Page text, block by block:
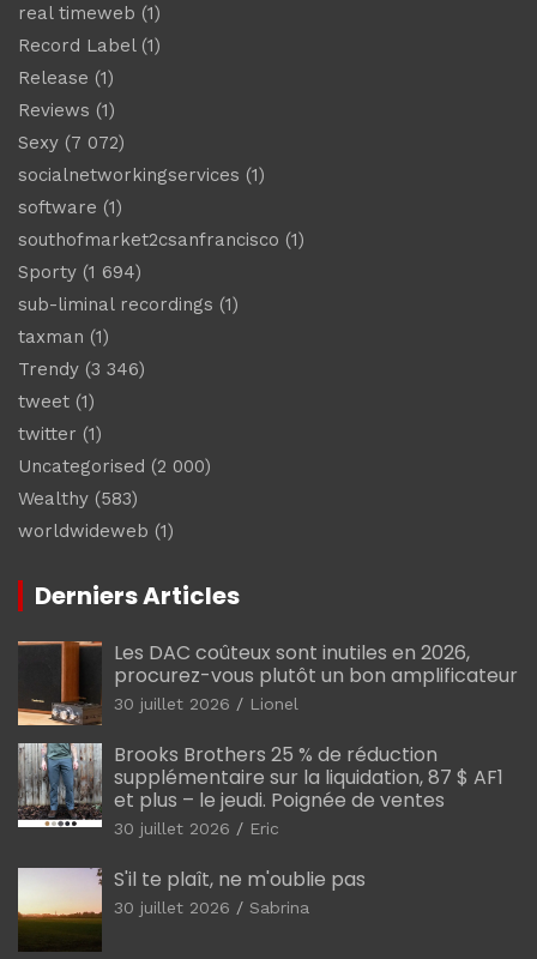
real timeweb (1)
Record Label(1)
Release (1)
Reviews (1)
Sexy (7 072)
socialnetworkingservices (1)
software (1)
southofmarket2csanfrancisco (1)
Sporty (1 694)
sub-liminal recordings (1)
taxman (1)
Trendy (3 346)
tweet (1)
twitter (1)
Uncategorised (2 000)
Wealthy (583)
worldwideweb (1)
Derniers Articles
Les DAC coûteux sont inutiles en 2026,
procurez-vous plutôt un bon amplificateur
30 juillet 2026 Lionel
Brooks Brothers 25 % de réduction
supplémentaire sur la liquidation, 87 $ AF1
et plus – le jeudi. Poignée de ventes
30 juillet 2026 Eric
S'il te plaît, ne m'oublie pas
30 juillet 2026 Sabrina